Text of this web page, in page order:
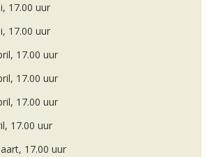
17.00 uur
17.00 uur
17.00 uur
17.00 uur
17.00 uur
17.00 uur
17.00 uur